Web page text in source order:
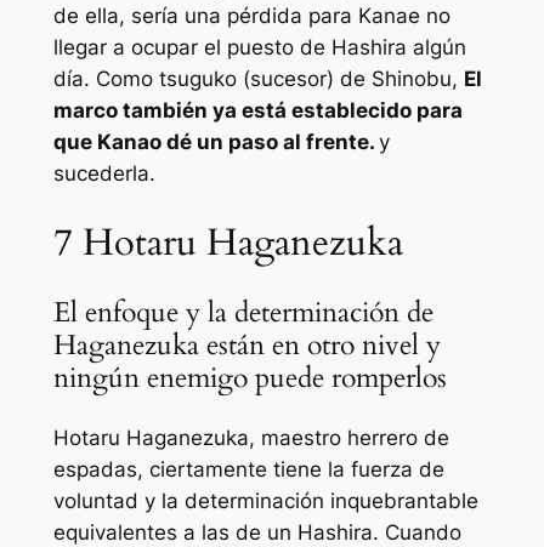
de ella, sería una pérdida para Kanae no
llegar a ocupar el puesto de Hashira algún
día. Como tsuguko (sucesor) de Shinobu, El
marco también ya está establecido para
que Kanao dé un paso al frente. y
sucederla.
7 Hotaru Haganezuka
El enfoque y la determinación de
Haganezuka están en otro nivel y
ningún enemigo puede romperlos
Hotaru Haganezuka, maestro herrero de
espadas, ciertamente tiene la fuerza de
voluntad y la determinación inquebrantable
equivalentes a las de un Hashira. Cuando